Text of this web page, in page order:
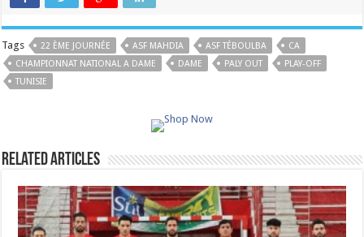
Tags 22 ÈME JOURNÉE ASF MAHDIA ASF TÉBOULBA
CA
CHAMPIONNAT NATIONAL A DAME
DAME PALY OUT
PLAY-OFF
TUNISIE
Related Articles